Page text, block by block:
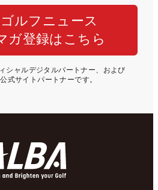
ルフニュース
ガ登録はこちら
シャルデジタルパートナー、および
式サイトパートナーです。